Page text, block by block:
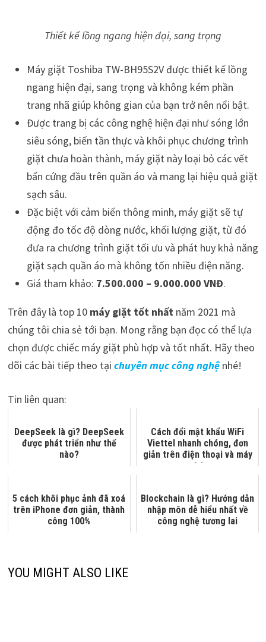
Thiết kế lồng ngang hiện đại, sang trọng
Máy giặt Toshiba TW-BH95S2V được thiết kế lồng
ngang hiện đại, sang trọng và không kém phần
trang nhã giúp không gian của bạn trở nên nổi bật.
Được trang bị các công nghệ hiện đại như sóng lớn
siêu sóng, biến tần thực và khôi phục chương trình
giặt chưa hoàn thành, máy giặt này loại bỏ các vết
bẩn cứng đầu trên quần áo và mang lại hiệu quả giặt
sạch sâu.
Đặc biệt với cảm biến thông minh, máy giặt sẽ tự
động đo tốc độ dòng nước, khối lượng giặt, từ đó
đưa ra chương trình giặt tối ưu và phát huy khả năng
giặt sạch quần áo mà không tốn nhiều điện năng.
Giá tham khảo: 7.500.000 – 9.000.000 VNĐ.
Trên đây là top 10 máy giặt tốt nhấtnăm 2021 mà
chúng tôi chia sẻ tới bạn. Mong rằng bạn đọc có thể lựa
chọn được chiếc máy giặt phù hợp và tốt nhất. Hãy theo
dõi các bài tiếp theo tại chuyên mục công nghệnhé!
Tin liên quan:
DeepSeek là gì? DeepSeek
được phát triển như thế
nào?
Cách đổi mật khẩu WiFi
Viettel nhanh chóng, đơn
giản trên điện thoại và máy
tính
5 cách khôi phục ảnh đã xoá
trên iPhone đơn giản, thành
công 100%
Blockchain là gì? Hướng dẫn
nhập môn dễ hiểu nhất về
công nghệ tương lai
YOU MIGHT ALSO LIKE